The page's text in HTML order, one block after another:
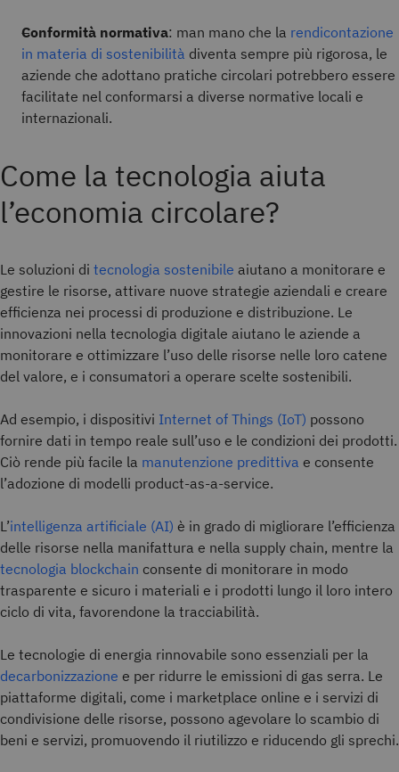
Conformità normativa: man mano che la rendicontazione
in materia di sostenibilità diventa sempre più rigorosa, le
aziende che adottano pratiche circolari potrebbero essere
facilitate nel conformarsi a diverse normative locali e
internazionali.
Come la tecnologia aiuta
l’economia circolare?
Le soluzioni di tecnologia sostenibile aiutano a monitorare e
gestire le risorse, attivare nuove strategie aziendali e creare
efficienza nei processi di produzione e distribuzione. Le
innovazioni nella tecnologia digitale aiutano le aziende a
monitorare e ottimizzare l’uso delle risorse nelle loro catene
del valore, e i consumatori a operare scelte sostenibili.
Ad esempio, i dispositivi Internet of Things (IoT) possono
fornire dati in tempo reale sull’uso e le condizioni dei prodotti.
Ciò rende più facile la manutenzione predittiva e consente
l’adozione di modelli product-as-a-service.
L’intelligenza artificiale (AI) è in grado di migliorare l’efficienza
delle risorse nella manifattura e nella supply chain, mentre la
tecnologia blockchain consente di monitorare in modo
trasparente e sicuro i materiali e i prodotti lungo il loro intero
ciclo di vita, favorendone la tracciabilità.
Le tecnologie di energia rinnovabile sono essenziali per la
decarbonizzazione e per ridurre le emissioni di gas serra. Le
piattaforme digitali, come i marketplace online e i servizi di
condivisione delle risorse, possono agevolare lo scambio di
beni e servizi, promuovendo il riutilizzo e riducendo gli sprechi.